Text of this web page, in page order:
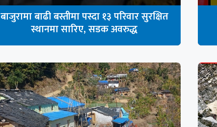
बाजुरामा बाढी बस्तीमा पस्दा १३ परिवार सुरक्षित
स्थानमा सारिए, सडक अवरुद्ध